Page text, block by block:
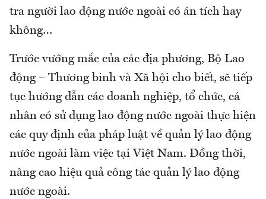
tra người lao động nước ngoài có án tích hay
không…
Trước vướng mắc của các địa phương, Bộ Lao
động – Thương binh và Xã hội cho biết, sẽ tiếp
tục hướng dẫn các doanh nghiệp, tổ chức, cá
nhân có sử dụng lao động nước ngoài thực hiện
các quy định của pháp luật về quản lý lao động
nước ngoài làm việc tại Việt Nam. Đồng thời,
nâng cao hiệu quả công tác quản lý lao động
nước ngoài.